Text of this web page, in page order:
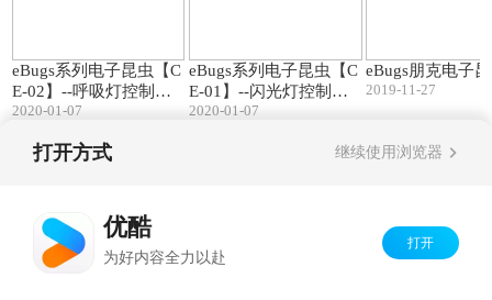
eBugs系列电子昆虫【C
E-02】--呼吸灯控制电
路
2020-01-07
eBugs系列电子昆虫【C
E-01】--闪光灯控制电
路
2020-01-07
eBugs朋克电子
2019-11-27
打开方式 继续使用浏览器
优酷
为好内容全力以赴
打开